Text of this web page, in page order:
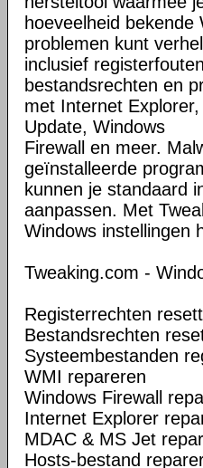
hoeveelheid bekende
problemen kunt
inclusief
bestandsrechten en
met Internet
Update, Windows
Firewall en meer.
geïnstalleerde
kunnen je standaard
aanpassen. Met
Windows instellingen
Tweaking.com -
Registerrechten
Bestandsrechten
Systeembestanden
WMI repareren
Windows Firewall
Internet Explorer
MDAC & MS Jet
Hosts-bestand